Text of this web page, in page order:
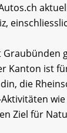
Kanton ist
die
Ziel für